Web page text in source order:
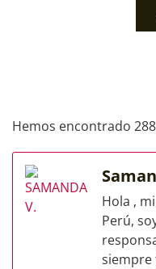
Hemos encontrado
Hola ,
Perú,
siempre